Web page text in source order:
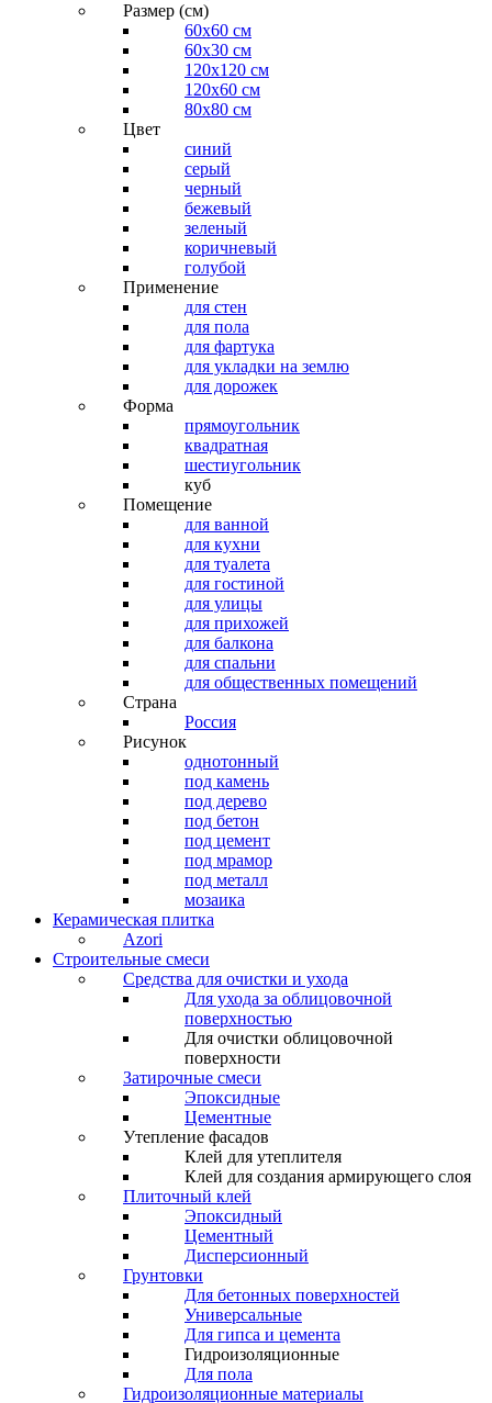
Размер (см)
60х60 см
60x30 см
120x120 см
120x60 см
80x80 см
Цвет
синий
серый
черный
бежевый
зеленый
коричневый
голубой
Применение
для стен
для пола
для фартука
для укладки на землю
для дорожек
Форма
прямоугольник
квадратная
шестиугольник
куб
Помещение
для ванной
для кухни
для туалета
для гостиной
для улицы
для прихожей
для балкона
для спальни
для общественных помещений
Страна
Россия
Рисунок
однотонный
под камень
под дерево
под бетон
под цемент
под мрамор
под металл
мозаика
Керамическая плитка
Azori
Строительные смеси
Средства для очистки и ухода
Для ухода за облицовочной
поверхностью
Для очистки облицовочной
поверхности
Затирочные смеси
Эпоксидные
Цементные
Утепление фасадов
Клей для утеплителя
Клей для создания армирующего слоя
Плиточный клей
Эпоксидный
Цементный
Дисперсионный
Грунтовки
Для бетонных поверхностей
Универсальные
Для гипса и цемента
Гидроизоляционные
Для пола
Гидроизоляционные материалы